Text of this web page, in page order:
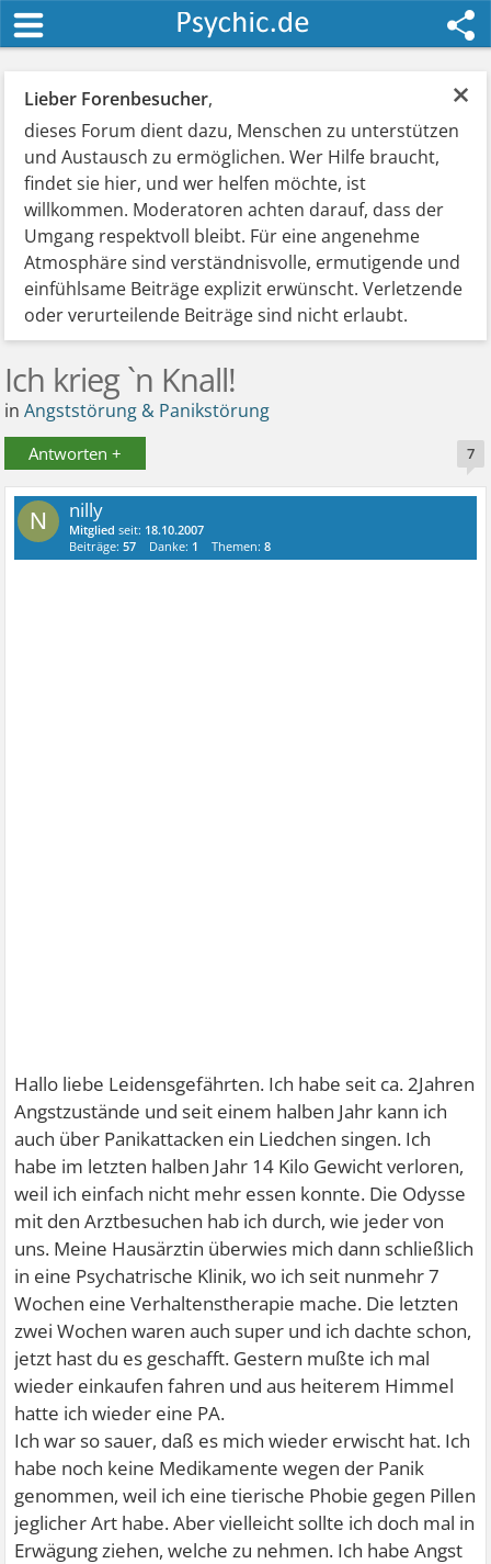
×
Lieber Forenbesucher,
dieses Forum dient dazu, Menschen zu unterstützen
und Austausch zu ermöglichen. Wer Hilfe braucht,
findet sie hier, und wer helfen möchte, ist
willkommen. Moderatoren achten darauf, dass der
Umgang respektvoll bleibt. Für eine angenehme
Atmosphäre sind verständnisvolle, ermutigende und
einfühlsame Beiträge explizit erwünscht. Verletzende
oder verurteilende Beiträge sind nicht erlaubt.
Ich krieg `n Knall!
inAngststörung & Panikstörung
Antworten + 7
N nilly
Mitglied seit: 18.10.2007
Beiträge:57 Danke: 1 Themen:8
Hallo liebe Leidensgefährten. Ich habe seit ca. 2Jahren
Angstzustände und seit einem halben Jahr kann ich
auch über Panikattacken ein Liedchen singen. Ich
habe im letzten halben Jahr 14 Kilo Gewicht verloren,
weil ich einfach nicht mehr essen konnte. Die Odysse
mit den Arztbesuchen hab ich durch, wie jeder von
uns. Meine Hausärztin überwies mich dann schließlich
in eine Psychatrische Klinik, wo ich seit nunmehr 7
Wochen eine Verhaltenstherapie mache. Die letzten
zwei Wochen waren auch super und ich dachte schon,
jetzt hast du es geschafft. Gestern mußte ich mal
wieder einkaufen fahren und aus heiterem Himmel
hatte ich wieder eine PA.
Ich war so sauer, daß es mich wieder erwischt hat. Ich
habe noch keine Medikamente wegen der Panik
genommen, weil ich eine tierische Phobie gegen Pillen
jeglicher Art habe. Aber vielleicht sollte ich doch mal in
Erwägung ziehen, welche zu nehmen. Ich habe Angst